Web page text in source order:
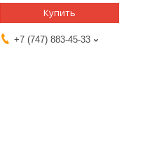
Купить
+7 (747) 883-45-33